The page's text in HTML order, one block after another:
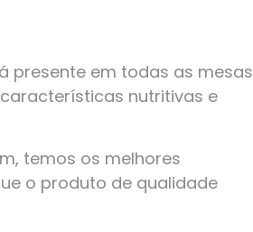
presente em todas as mesas
nutritivas e
temos os melhores
o produto de qualidade